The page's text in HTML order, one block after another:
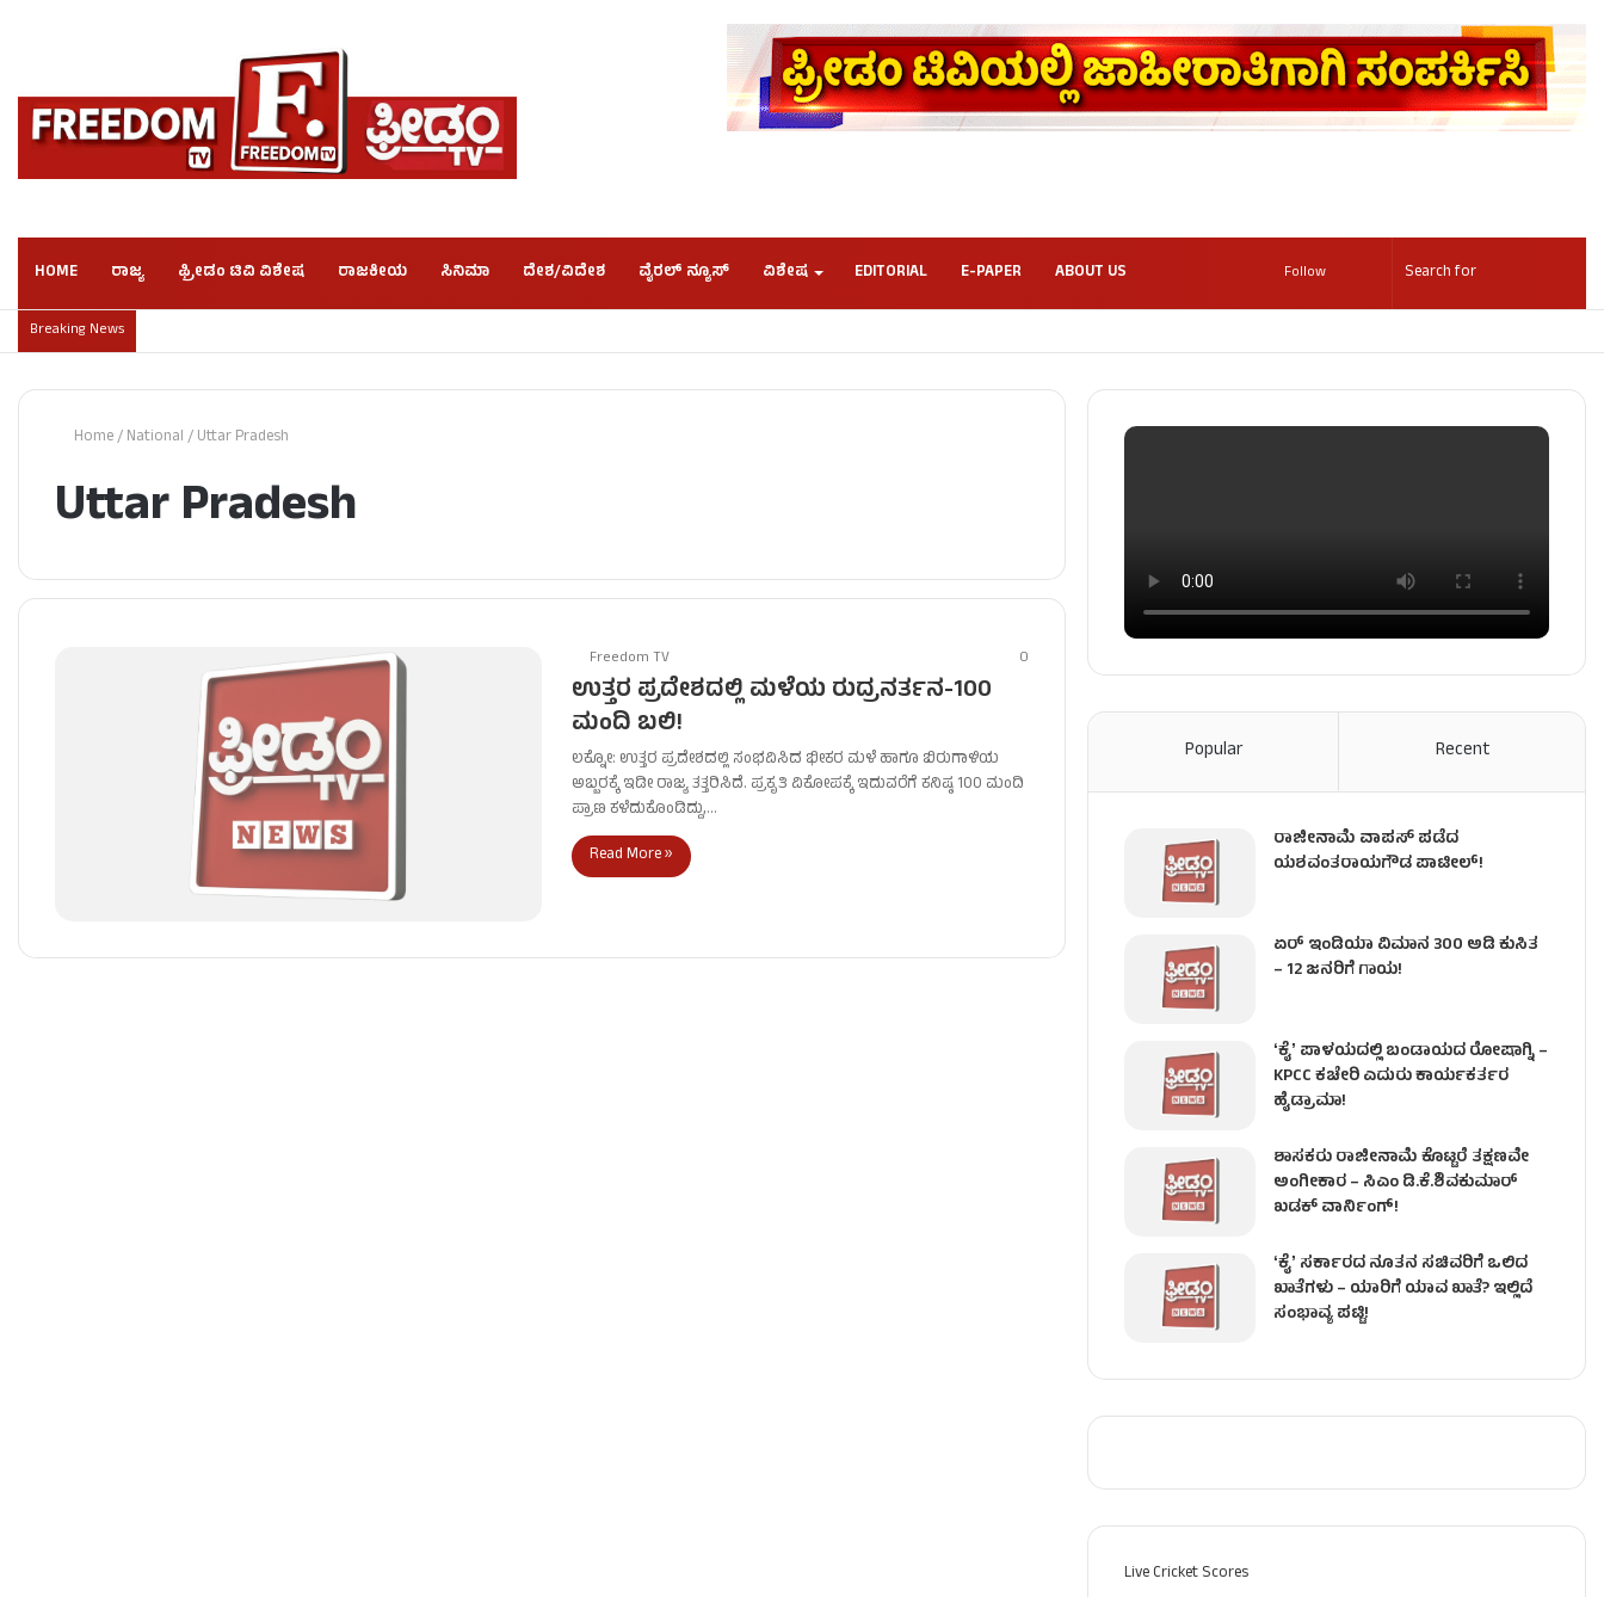
HOME ರಾಜ್ಯ ಫ್ರೀಡಂ ಟಿವಿ ವಿಶೇಷ ರಾಜಕೀಯ ಸಿನಿಮಾ ದೇಶ/ವಿದೇಶ ವೈರಲ್ ನ್ಯೂಸ್ ವಿಶೇಷ EDITORIAL E-PAPER ABOUT US Follow
Breaking News
Home/National/Uttar Pradesh
Uttar Pradesh
Freedom TV 0
ಉತ್ತರ ಪ್ರದೇಶದಲ್ಲಿ ಮಳೆಯ ರುದ್ರನರ್ತನ-100
ಮಂದಿ ಬಲಿ!
ಲಕ್ನೋ: ಉತ್ತರ ಪ್ರದೇಶದಲ್ಲಿ ಸಂಭವಿಸಿದ ಭೀಕರ ಮಳೆ ಹಾಗೂ ಬಿರುಗಾಳಿಯ
ಅಬ್ಬರಕ್ಕೆ ಇಡೀ ರಾಜ್ಯ ತತ್ತರಿಸಿದೆ. ಪ್ರಕೃತಿ ವಿಕೋಪಕ್ಕೆ ಇದುವರೆಗೆ ಕನಿಷ್ಠ 100 ಮಂದಿ
ಪ್ರಾಣ ಕಳೆದುಕೊಂಡಿದ್ದು,…
Read More »
Popular Recent
ರಾಜೀನಾಮೆ ವಾಪಸ್ ಪಡೆದ
ಯಶವಂತರಾಯಗೌಡ ಪಾಟೀಲ್‌!
ಏರ್ ಇಂಡಿಯಾ ವಿಮಾನ 300 ಅಡಿ ಕುಸಿತ
– 12 ಜನರಿಗೆ ಗಾಯ!
ʻಕೈʼ​ ಪಾಳಯದಲ್ಲಿ ಬಂಡಾಯದ ರೋಷಾಗ್ನಿ –
KPCC ಕಚೇರಿ ಎದುರು ಕಾರ್ಯಕರ್ತರ
ಹೈಡ್ರಾಮಾ!
ಶಾಸಕರು ರಾಜೀನಾಮೆ ಕೊಟ್ಟರೆ ತಕ್ಷಣವೇ
ಅಂಗೀಕಾರ – ಸಿಎಂ ಡಿ.ಕೆ.ಶಿವಕುಮಾರ್
ಖಡಕ್ ವಾರ್ನಿಂಗ್!
ʻಕೈʼ ಸರ್ಕಾರದ ನೂತನ ಸಚಿವರಿಗೆ ಒಲಿದ
ಖಾತೆಗಳು – ಯಾರಿಗೆ ಯಾವ ಖಾತೆ? ಇಲ್ಲಿದೆ
ಸಂಭಾವ್ಯ ಪಟ್ಟಿ!
Live Cricket Scores